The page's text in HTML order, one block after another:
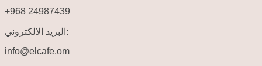
+968 24987439
البريد الالكتروني:
info@elcafe.om